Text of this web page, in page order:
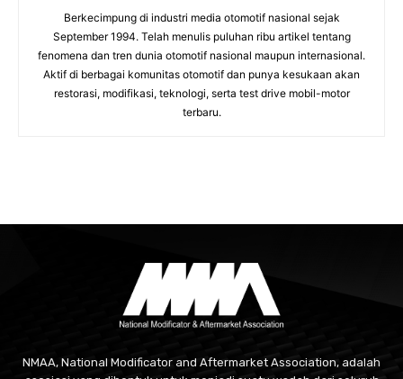
Berkecimpung di industri media otomotif nasional sejak
September 1994. Telah menulis puluhan ribu artikel tentang
fenomena dan tren dunia otomotif nasional maupun internasional.
Aktif di berbagai komunitas otomotif dan punya kesukaan akan
restorasi, modifikasi, teknologi, serta test drive mobil-motor
terbaru.
NMAA, National Modificator and Aftermarket Association, adalah